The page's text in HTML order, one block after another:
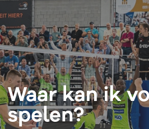
Waar kan ik
spelen?